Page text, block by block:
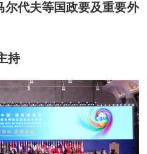
尔代夫等国政要及重要外
持